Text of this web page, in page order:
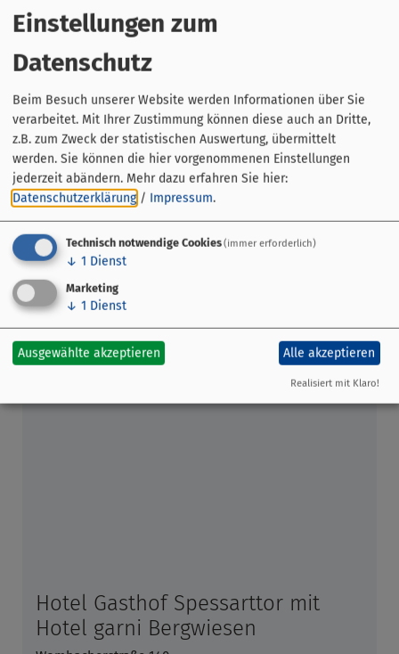
im
Restaurant
Hotel Spessarttor entfernt. Es bietet 35 Betten in 20
Satellitenfernsehen, Telefon und kostenlosem WLAN. Fast
alle Zimmer haben zudem einen Balkon. Von dort
geniessen Sie die Ausblicke in die Natur und über die
Stadt Lohr am Main. Das Frühstück wird vor Ort im Hotel
Bergwiesen serviert.
Online Buchen
Hotel Gasthof Spessarttor mit
Hotel garni Bergwiesen
Einstellungen zum
Datenschutz
Beim Besuch unserer Website werden Informationen über Sie
verarbeitet. Mit Ihrer Zustimmung können diese auch an Dritte,
z.B. zum Zweck der statistischen Auswertung, übermittelt
werden. Sie können die hier vorgenommenen Einstellungen
jederzeit abändern. Mehr dazu erfahren Sie hier:
Datenschutzerklärung / Impressum.
Technisch notwendige Cookies(immer erforderlich)
↓ 1 Dienst
Marketing
↓ 1 Dienst
Ausgewählte akzeptieren Alle akzeptieren
Realisiert mit Klaro!